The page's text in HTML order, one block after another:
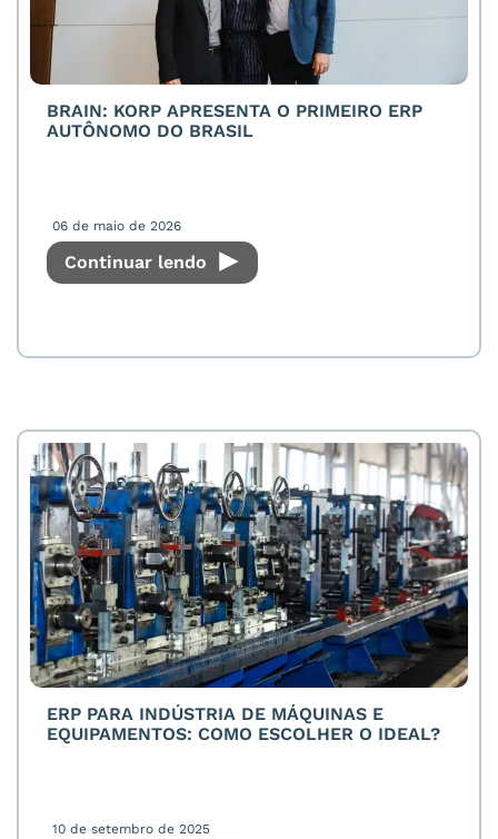
BRAIN: KORP APRESENTA O PRIMEIRO ERP
AUTÔNOMO DO BRASIL
06 de maio de 2026
Continuar lendo
ERP PARA INDÚSTRIA DE MÁQUINAS E
EQUIPAMENTOS: COMO ESCOLHER O IDEAL?
10 de setembro de 2025